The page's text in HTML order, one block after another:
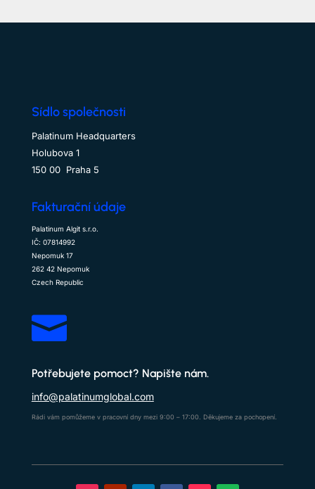
Sídlo společnosti
Palatinum Headquarters
Holubova 1
150 00 Praha 5
Fakturační údaje
Palatinum Algit s.r.o.
IČ: 07814992
Nepomuk 17
262 42 Nepomuk
Czech Republic

Potřebujete pomoct? Napište nám.
info@palatinumglobal.com
Rádi vám pomůžeme v pracovní dny mezi 9:00 – 17:00. Děkujeme za pochopení.